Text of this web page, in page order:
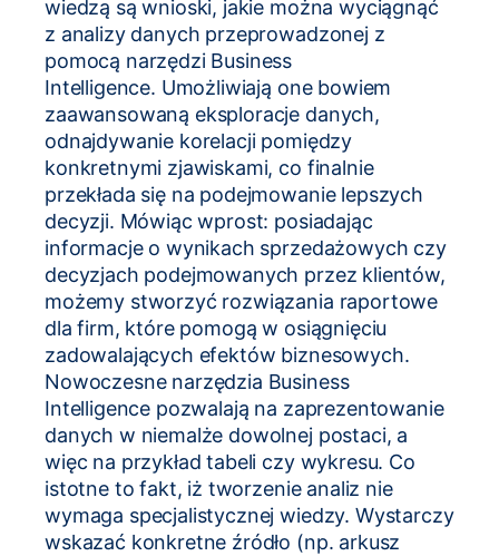
wiedzą są wnioski, jakie można wyciągnąć
z analizy danych przeprowadzonej z
pomocą narzędzi Business
Intelligence. Umożliwiają one bowiem
zaawansowaną eksploracje danych,
odnajdywanie korelacji pomiędzy
konkretnymi zjawiskami, co finalnie
przekłada się na podejmowanie lepszych
decyzji. Mówiąc wprost: posiadając
informacje o wynikach sprzedażowych czy
decyzjach podejmowanych przez klientów,
możemy stworzyć rozwiązania raportowe
dla firm, które pomogą w osiągnięciu
zadowalających efektów biznesowych.
Nowoczesne narzędzia Business
Intelligence pozwalają na zaprezentowanie
danych w niemalże dowolnej postaci, a
więc na przykład tabeli czy wykresu. Co
istotne to fakt, iż tworzenie analiz nie
wymaga specjalistycznej wiedzy. Wystarczy
wskazać konkretne źródło (np. arkusz